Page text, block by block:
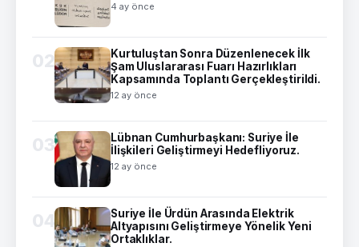
4 ay önce
02
Kurtuluştan Sonra Düzenlenecek İlk
Şam Uluslararası Fuarı Hazırlıkları
Kapsamında Toplantı Gerçekleştirildi.
12 ay önce
03
Lübnan Cumhurbaşkanı: Suriye İle
İlişkileri Geliştirmeyi Hedefliyoruz.
12 ay önce
04
Suriye İle Ürdün Arasında Elektrik
Altyapısını Geliştirmeye Yönelik Yeni
Ortaklıklar.